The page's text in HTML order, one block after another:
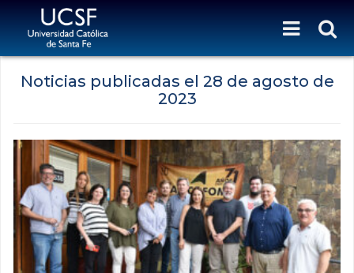
Noticias publicadas el 28 de agosto de
2023